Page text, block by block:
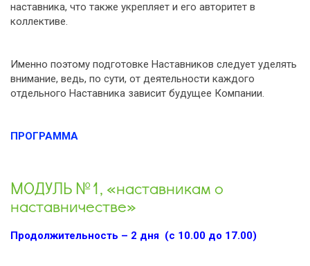
наставника, что также укрепляет и его авторитет в
коллективе.
Именно поэтому подготовке Наставников следует уделять
внимание, ведь, по сути, от деятельности каждого
отдельного Наставника зависит будущее Компании.
ПРОГРАММА
МОДУЛЬ №1, «наставникам о
наставничестве»
Продолжительность – 2 дня (с 10.00 до 17.00)